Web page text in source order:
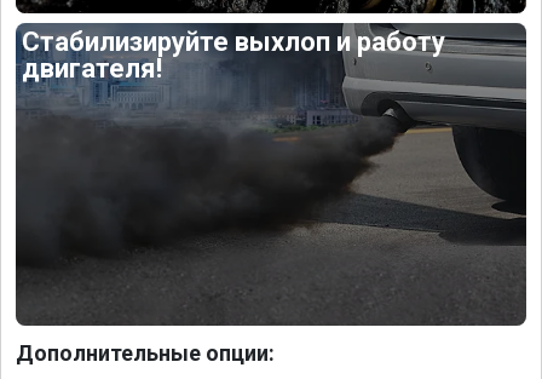
Стабилизируйте выхлоп и работу
двигателя!
Дополнительные опции: